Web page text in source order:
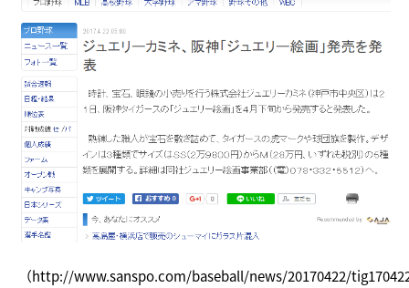
（http://www.sanspo.com/baseball/news/20170422/